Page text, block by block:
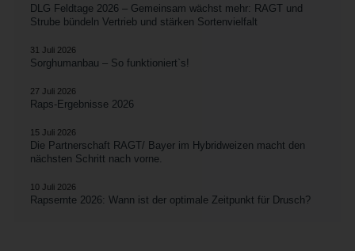
DLG Feldtage 2026 – Gemeinsam wächst mehr: RAGT und
Strube bündeln Vertrieb und stärken Sortenvielfalt
31 Juli 2026
Sorghumanbau – So funktioniert`s!
27 Juli 2026
Raps-Ergebnisse 2026
15 Juli 2026
Die Partnerschaft RAGT/ Bayer im Hybridweizen macht den
nächsten Schritt nach vorne.
10 Juli 2026
Rapsernte 2026: Wann ist der optimale Zeitpunkt für Drusch?